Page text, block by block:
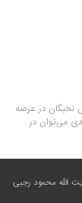
نخبگان در عرصه
می‌توان در
الله محمود رجبی